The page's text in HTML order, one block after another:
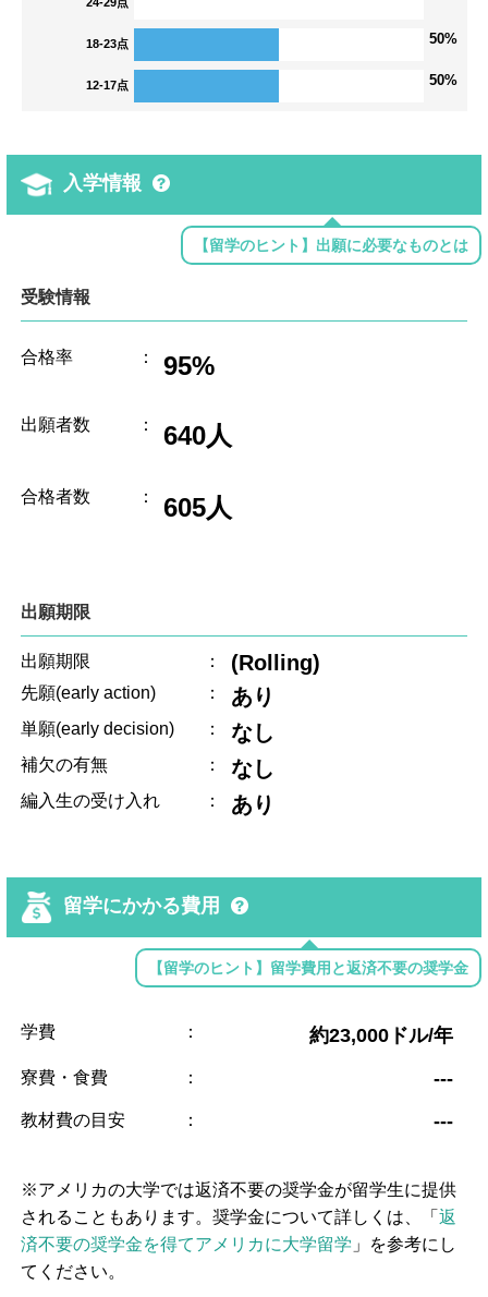
18-23点 50%
12-17点 50%
入学情報
【留学のヒント】出願に必要なものとは
受験情報
合格率 ： 95%
出願者数 ： 640人
合格者数 ： 605人
出願期限
出願期限 ： (Rolling)
先願(early action) ： あり
単願(early decision) ： なし
補欠の有無 ： なし
編入生の受け入れ ： あり
留学にかかる費用
【留学のヒント】留学費用と返済不要の奨学金
学費 ： 約23,000ドル/年
寮費・食費 ： ---
教材費の目安 ： ---
※アメリカの大学では返済不要の奨学金が留学生に提供
されることもあります。奨学金について詳しくは、「返
済不要の奨学金を得てアメリカに大学留学 」を参考にし
てください。